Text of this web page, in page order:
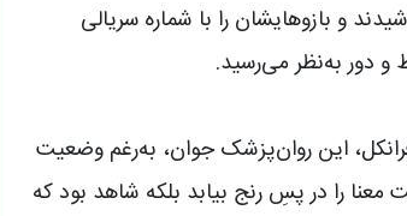
و بازوهایشان را با شماره سریالی
دور به‌نظر می‌رسید.
این روان‌پزشک جوان، به‌رغم وضعیت
معنا را در پسِ رنج بیابد بلکه شاهد بود که